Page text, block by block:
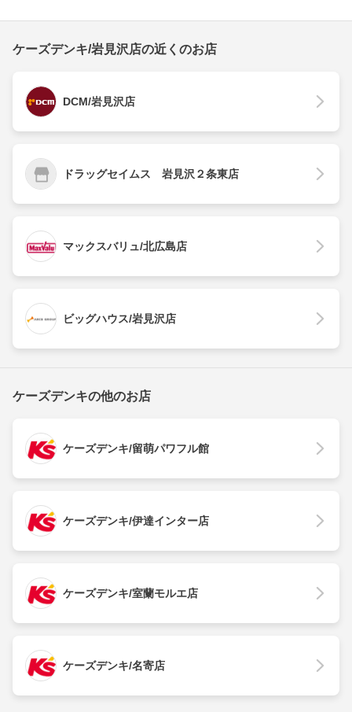
ケーズデンキ/岩見沢店の近くのお店
DCM/岩見沢店
ドラッグセイムス 岩見沢２条東店
マックスバリュ/北広島店
ビッグハウス/岩見沢店
ケーズデンキの他のお店
ケーズデンキ/留萌パワフル館
ケーズデンキ/伊達インター店
ケーズデンキ/室蘭モルエ店
ケーズデンキ/名寄店